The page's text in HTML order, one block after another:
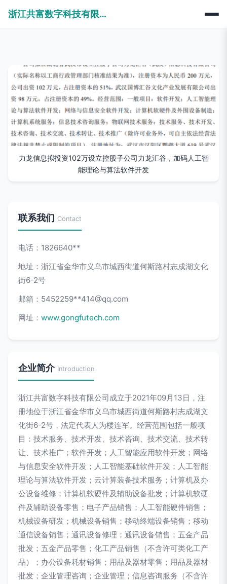
浙江共富数字科技有限公司
力龙信息拟投资102万设立控股子公司力龙汇谷，加码人工智
能理论与算法软件开发
联系我们 Contact
电话：1826640**
地址：浙江省金华市义乌市城西街道何斯路村志成湖文化
街6-2号
邮箱：5452259**414@qq.com
网址： www.gongfutech.com
企业简介 Introduction
浙江共富数字科技有限公司成立于2021年09月13日，注
册地位于浙江省金华市义乌市城西街道何斯路村志成湖文
化街6-2号，法定代表人为楼连军。经营范围包括一般项
目：技术服务、技术开发、技术咨询、技术交流、技术转
让、技术推广；软件开发；人工智能应用软件开发；网络
与信息安全软件开发；人工智能基础软件开发；人工智能
理论与算法软件开发；云计算装备技术服务；计算机及办
公设备维修；计算机软硬件及辅助设备批发；计算机软硬
件及辅助设备零售；电子产品销售；人工智能硬件销售；
机械设备研发；机械设备销售；移动终端设备销售；移动
通信设备销售；通讯设备修理；通讯设备销售；五金产品
批发；五金产品零售；化工产品销售（不含许可类化工产
品）；办公设备耗材销售；用品及器材零售；用品及器材
批发；企业管理咨询；企业管理；信息咨询服务（不含许